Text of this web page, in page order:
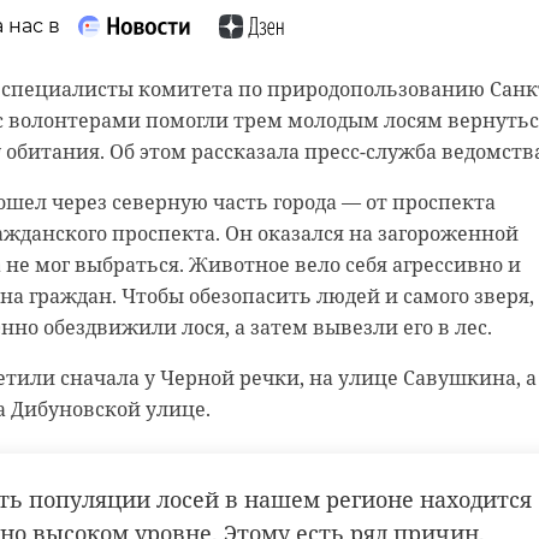
нас в
комитета по природопользованию
волонтерами помогли трем молодым лосям
Об этом рассказала пресс-служба
через северную часть города — от проспекта
проспекта. Он оказался на загороженной
не мог выбраться. Животное вело себя агрессивно и
граждан. Чтобы обезопасить людей и самого зверя,
обездвижили лося, а затем вывезли его в лес.
сначала у Черной речки, на улице Савушкина, а
улице.
популяции лосей в нашем регионе находится
высоком уровне. Этому есть ряд причин,
показали детенышей манулов Шу и Пепе,
свет появились сразу четыре котенка редкого
Малышам исполнился месяц: они уже открыли
вставать на лапы и активно изучают
сотрудники стараются не тревожить семейство,
не определен.
мама Пепе прекрасно справляется с заботой о
стала неожиданностью для сотрудников
четырех детенышей — настоящим успехом
вида.
стало особенно значимым событием. Под
останутся примерно до полугода, после чего
дома 67 по улице Шоссе в Лаврики. У мальчика
возбудил уголовное дело. Специалисты
и обстоятельства происшествия. Другие
ru/free-photo/man-resting-his-foot-electric-